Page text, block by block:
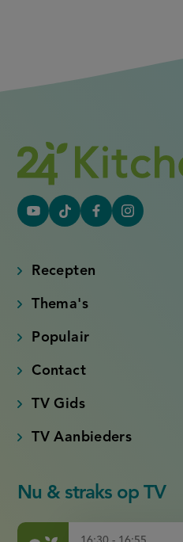
YouTube
link)
Tiktok
link)
FacebookInstagram
Recepten
Thema's
Populair
Contact
TV Gids
TV Aanbieders
Nu & straks op TV